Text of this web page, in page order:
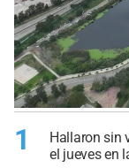
1
Hallaron sin
el jueves en